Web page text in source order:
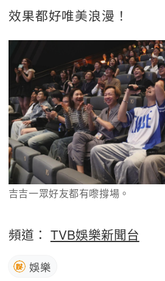
效果都好唯美浪漫！
吉吉一眾好友都有嚟撐場。
頻道： TVB娛樂新聞台
娛樂